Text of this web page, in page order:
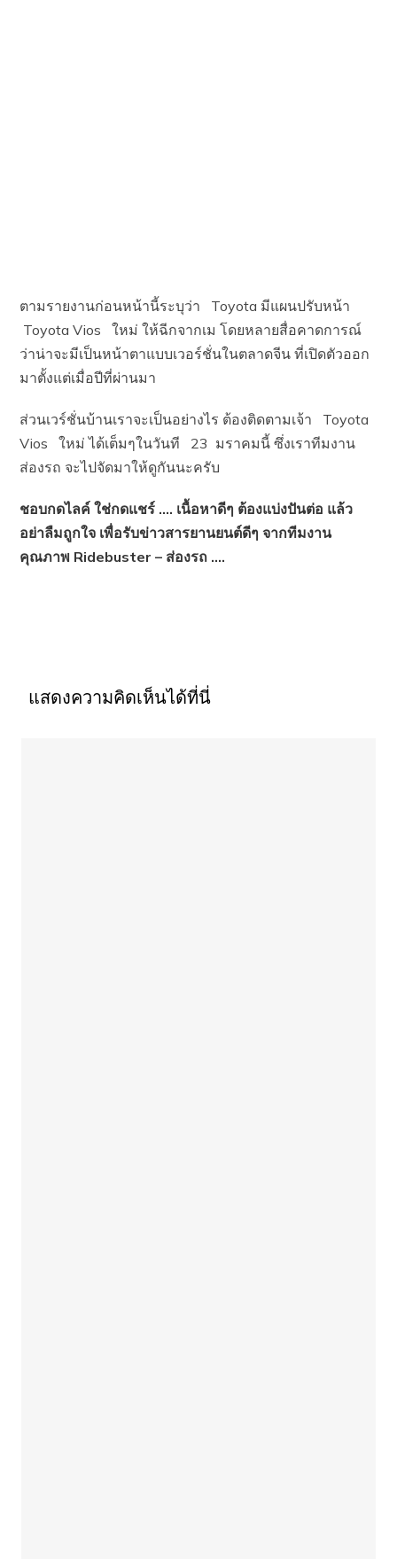
ตามรายงานก่อนหน้านี้ระบุว่า Toyota มีแผนปรับหน้า
Toyota Vios ใหม่ ให้ฉีกจากเม โดยหลายสื่อคาดการณ์
ว่าน่าจะมีเป็นหน้าตาแบบเวอร์ชั่นในตลาดจีน ที่เปิดตัวออก
มาตั้งแต่เมื่อปีที่ผ่านมา
ส่วนเวร์ชั่นบ้านเราจะเป็นอย่างไร ต้องติดตามเจ้า Toyota
Vios ใหม่ ได้เต็มๆในวันที 23 มราคมนี้ ซึ่งเราทีมงาน
ส่องรถ จะไปจัดมาให้ดูกันนะครับ
ชอบกดไลค์ ใช่กดแชร์ …. เนื้อหาดีๆ ต้องแบ่งปันต่อ แล้ว
อย่าลืมถูกใจ เพื่อรับข่าวสารยานยนต์ดีๆ จากทีมงาน
คุณภาพ Ridebuster – ส่องรถ ….
แสดงความคิดเห็นได้ที่นี่